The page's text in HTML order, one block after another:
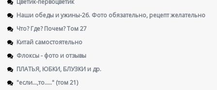
Наши обеды и ужины-26. Фото обязательно, рецепт желательно
Что? Где? Почем? Том 27
Китай самостоятельно
Флоксы - фото и отзывы
ПЛАТЬЯ, ЮБКИ, БЛУЗКИ и др.
"если...,то....." (том 21)